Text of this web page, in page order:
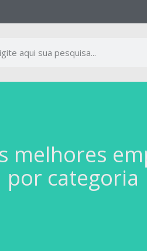
melhores
categoria